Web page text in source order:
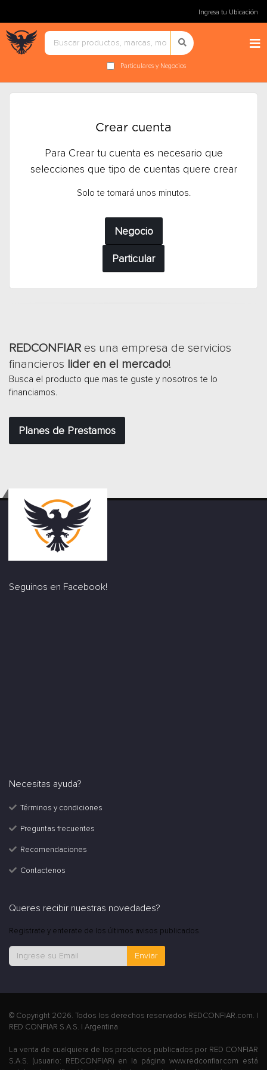
Ingresa tu Ubicación
Particulares y Negocios
Crear cuenta
Para Crear tu cuenta es necesario que
selecciones que tipo de cuentas quere crear
Solo te tomará unos minutos.
Negocio
Particular
REDCONFIAR es una empresa de servicios
financieros lider en el mercado!
Busca el producto que mas te guste y nosotros te lo
financiamos.
Planes de Prestamos
Seguinos en Facebook!
Necesitas ayuda?
Términos y condiciones
Preguntas frecuentes
Recomendaciones
Contactenos
Queres recibir nuestras novedades?
Registrate y enterate de los últimos avisos publicados.
Enviar
© Copyright 2026. Todos los derechos reservados REDCONFIAR.com. |
RED CONFIAR S.A.S. | Argentina
La venta de cualquiera de los productos publicados por RED CONFIAR
S.A.S. (usuario: REDCONFIAR) en la página www.redconfiar.com está